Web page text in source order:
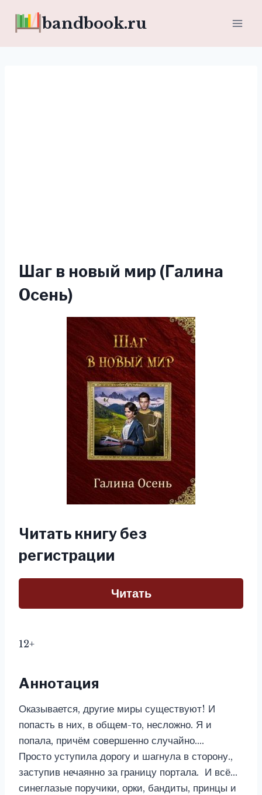
bandbook.ru
Шаг в новый мир (Галина
Осень)
Читать книгу без
регистрации
Читать
12+
Аннотация
Оказывается, другие миры существуют! И
попасть в них, в общем-то, несложно. Я и
попала, причём совершенно случайно….
Просто уступила дорогу и шагнула в сторону.,
заступив нечаянно за границу портала. И всё…
синеглазые поручики, орки, бандиты, принцы и